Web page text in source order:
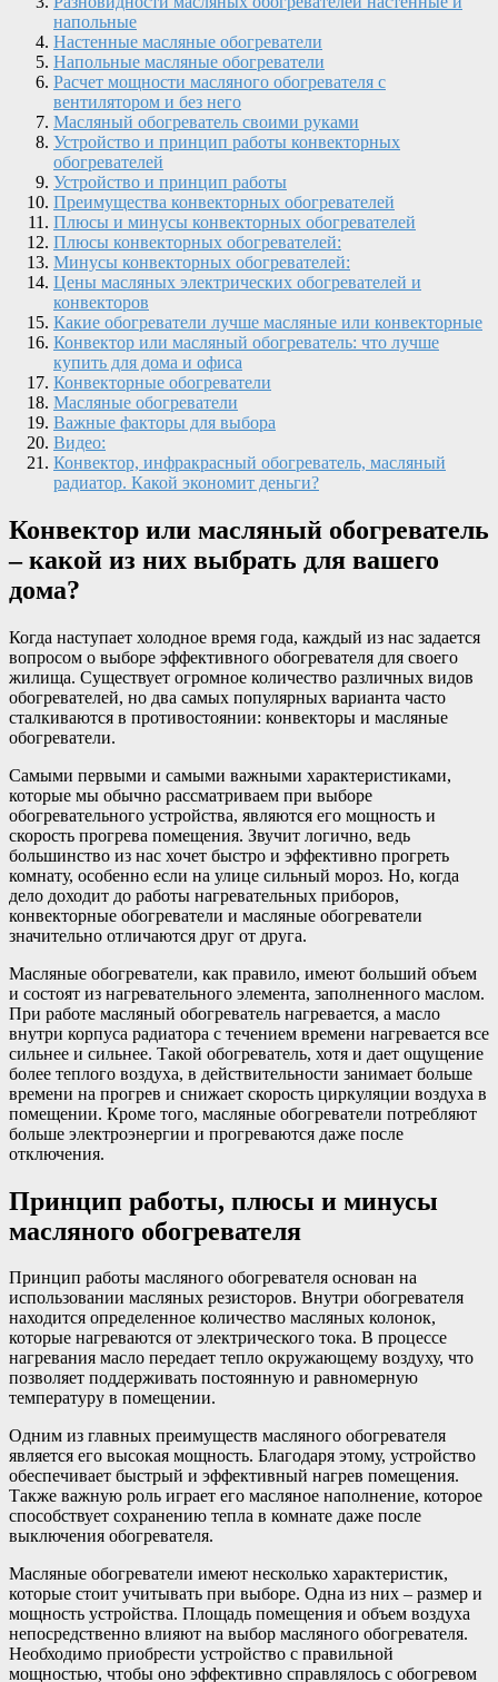
напольные
Настенные масляные обогреватели
Напольные масляные обогреватели
Расчет мощности масляного обогревателя с
вентилятором и без него
Масляный обогреватель своими руками
Устройство и принцип работы конвекторных
обогревателей
Устройство и принцип работы
Преимущества конвекторных обогревателей
Плюсы и минусы конвекторных обогревателей
Плюсы конвекторных обогревателей:
Минусы конвекторных обогревателей:
Цены масляных электрических обогревателей и
конвекторов
Какие обогреватели лучше масляные или конвекторные
Конвектор или масляный обогреватель: что лучше
купить для дома и офиса
Конвекторные обогреватели
Масляные обогреватели
Важные факторы для выбора
Видео:
Конвектор, инфракрасный обогреватель, масляный
радиатор. Какой экономит деньги?
Конвектор или масляный обогреватель
– какой из них выбрать для вашего
дома?
Когда наступает холодное время года, каждый из нас задается
вопросом о выборе эффективного обогревателя для своего
жилища. Существует огромное количество различных видов
обогревателей, но два самых популярных варианта часто
сталкиваются в противостоянии: конвекторы и масляные
обогреватели.
Самыми первыми и самыми важными характеристиками,
которые мы обычно рассматриваем при выборе
обогревательного устройства, являются его мощность и
скорость прогрева помещения. Звучит логично, ведь
большинство из нас хочет быстро и эффективно прогреть
комнату, особенно если на улице сильный мороз. Но, когда
дело доходит до работы нагревательных приборов,
конвекторные обогреватели и масляные обогреватели
значительно отличаются друг от друга.
Масляные обогреватели, как правило, имеют больший объем
и состоят из нагревательного элемента, заполненного маслом.
При работе масляный обогреватель нагревается, а масло
внутри корпуса радиатора с течением времени нагревается все
сильнее и сильнее. Такой обогреватель, хотя и дает ощущение
более теплого воздуха, в действительности занимает больше
времени на прогрев и снижает скорость циркуляции воздуха в
помещении. Кроме того, масляные обогреватели потребляют
больше электроэнергии и прогреваются даже после
отключения.
Принцип работы, плюсы и минусы
масляного обогревателя
Принцип работы масляного обогревателя основан на
использовании масляных резисторов. Внутри обогревателя
находится определенное количество масляных колонок,
которые нагреваются от электрического тока. В процессе
нагревания масло передает тепло окружающему воздуху, что
позволяет поддерживать постоянную и равномерную
температуру в помещении.
Одним из главных преимуществ масляного обогревателя
является его высокая мощность. Благодаря этому, устройство
обеспечивает быстрый и эффективный нагрев помещения.
Также важную роль играет его масляное наполнение, которое
способствует сохранению тепла в комнате даже после
выключения обогревателя.
Масляные обогреватели имеют несколько характеристик,
которые стоит учитывать при выборе. Одна из них – размер и
мощность устройства. Площадь помещения и объем воздуха
непосредственно влияют на выбор масляного обогревателя.
Необходимо приобрести устройство с правильной
мощностью, чтобы оно эффективно справлялось с обогревом